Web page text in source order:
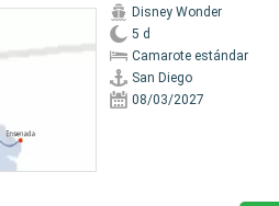
Disney Wonder
5 d
Camarote estándar
San Diego
08/03/2027